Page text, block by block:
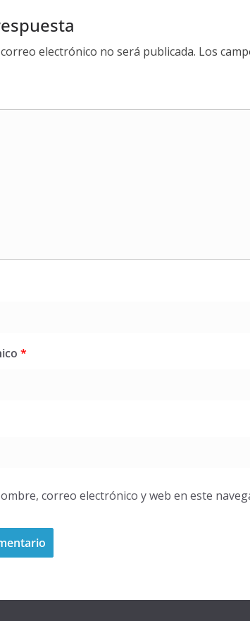
electrónico no será publicada. Los
*
correo electrónico y web en este